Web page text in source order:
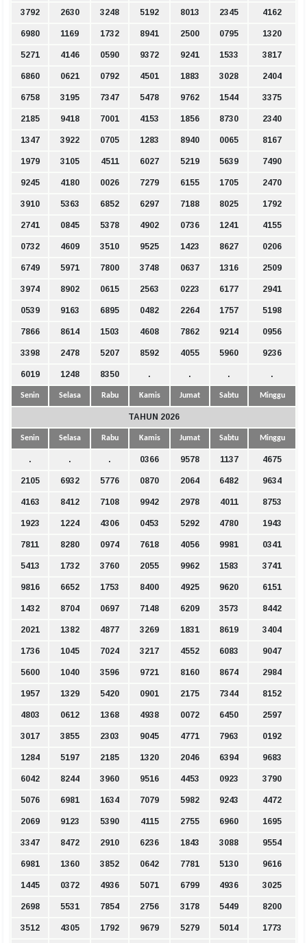
3792 2630 3248 5192 8013 2345 4162
6980 1169 1732 8941 2500 0795 1320
5271 4146 0590 9372 9241 1533 3817
6860 0621 0792 4501 1883 3028 2404
6758 3195 7347 5478 9762 1544 3375
2185 9418 7001 4153 1856 8730 2340
1347 3922 0705 1283 8940 0065 8167
1979 3105 4511 6027 5219 5639 7490
9245 4180 0026 7279 6155 1705 2470
3910 5363 6852 6297 7188 8025 1792
2741 0845 5378 4902 0736 1241 4155
0732 4609 3510 9525 1423 8627 0206
6749 5971 7800 3748 0637 1316 2509
3974 8902 0615 2563 0223 6177 2941
0539 9163 6895 0482 2264 1757 5198
7866 8614 1503 4608 7862 9214 0956
3398 2478 5207 8592 4055 5960 9236
6019 1248 8350 . . . .
Senin Selasa Rabu Kamis Jumat Sabtu Minggu
TAHUN 2026
Senin Selasa Rabu Kamis Jumat Sabtu Minggu
. . . 0366 9578 1137 4675
2105 6932 5776 0870 2064 6482 9634
4163 8412 7108 9942 2978 4011 8753
1923 1224 4306 0453 5292 4780 1943
7811 8280 0974 7618 4056 9981 0341
5413 1732 3760 2055 9962 1583 3741
9816 6652 1753 8400 4925 9620 6151
1432 8704 0697 7148 6209 3573 8442
2021 1382 4877 3269 1831 8619 3404
1736 1045 7024 3217 4552 6083 9047
5600 1040 3596 9721 8160 8674 2984
1957 1329 5420 0901 2175 7344 8152
4803 0612 1368 4938 0072 6450 2597
3017 3855 2303 9045 4771 7963 0192
1284 5197 2185 1320 2046 6394 9683
6042 8244 3960 9516 4453 0923 3790
5076 6981 1634 7079 5982 9243 4472
2069 9123 5390 4115 2755 6960 1695
3347 8472 2910 6236 1843 3088 9554
6981 1360 3852 0642 7781 5130 9616
1445 0372 4936 5071 6799 4936 3025
2698 5531 7854 2756 3178 5449 8200
3512 4305 1792 9679 5279 5014 1773